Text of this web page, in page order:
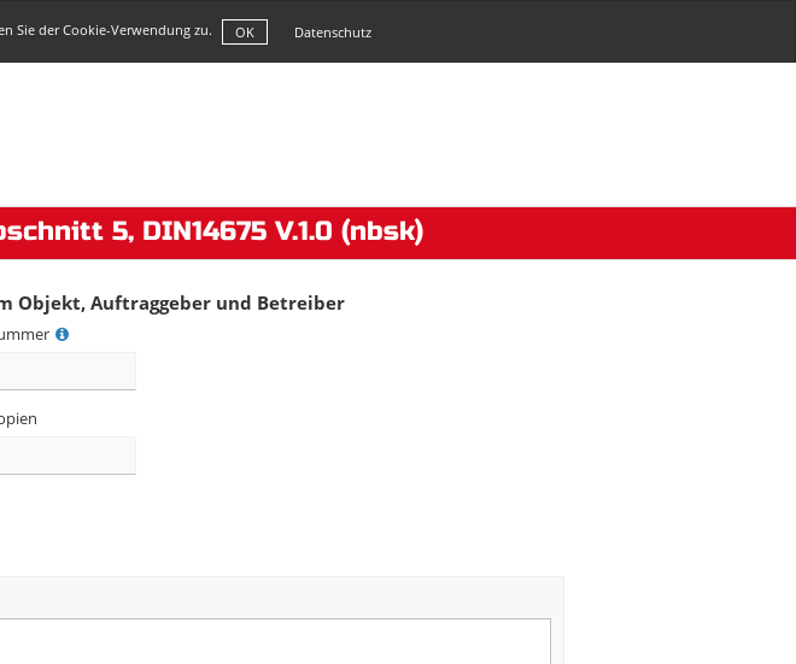
Sie der Cookie-Verwendung zu. OK Datenschutz
5, DIN14675 V.1.0 (nbsk)
Objekt, Auftraggeber und Betreiber